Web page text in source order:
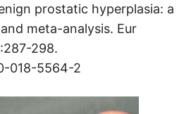
prostatic hyperplasia: a
meta-analysis. Eur
298.
018-5564-2